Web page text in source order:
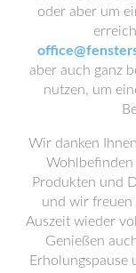
oder aber um
aber auch ganz
nutzen, um
Wir danken
Produkten und
und wir freuen
Auszeit wieder
Genießen
Erholungspause